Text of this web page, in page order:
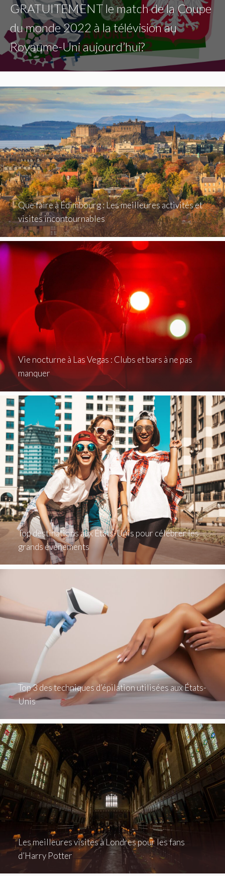
GRATUITEMENT le match de la Coupe
du monde 2022 à la télévision au
Royaume-Uni aujourd’hui?
Que faire à Édimbourg : Les meilleures activités et
visites incontournables
Vie nocturne à Las Vegas : Clubs et bars à ne pas
manquer
Top destinations aux États-Unis pour célébrer les
grands événements
Top 3 des techniques d’épilation utilisées aux États-
Unis
Les meilleures visites à Londres pour les fans
d’Harry Potter